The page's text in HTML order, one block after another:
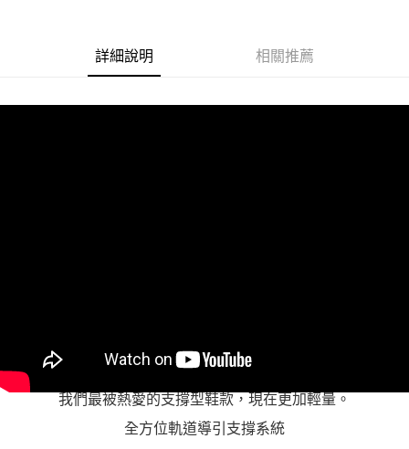
詳細說明 相關推薦
我們最被熱愛的支撐型鞋款，現在更加輕量。
全方位軌道導引支撐系統